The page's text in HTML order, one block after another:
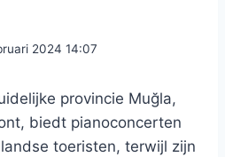
2024 14:07
provincie Muğla,
biedt pianoconcerten
toeristen, terwijl zijn